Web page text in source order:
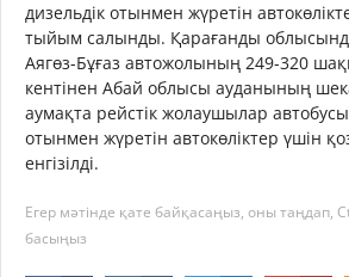
дизельдік отынмен жүретін
тыйым салынды. Қарағанды
Аягөз-Бұғаз автожолының 249-320
кентінен Абай облысы ауданының
аумақта рейстік жолаушылар
отынмен жүретін автокөліктер үшін
енгізілді.
Егер мәтінде қате байқасаңыз, оны таңдап,
басыңыз